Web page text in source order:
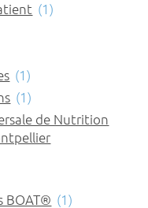
(1)
(1)
(1)
de Nutrition
BOAT® (1)